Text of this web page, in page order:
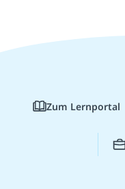
Zum Lernportal